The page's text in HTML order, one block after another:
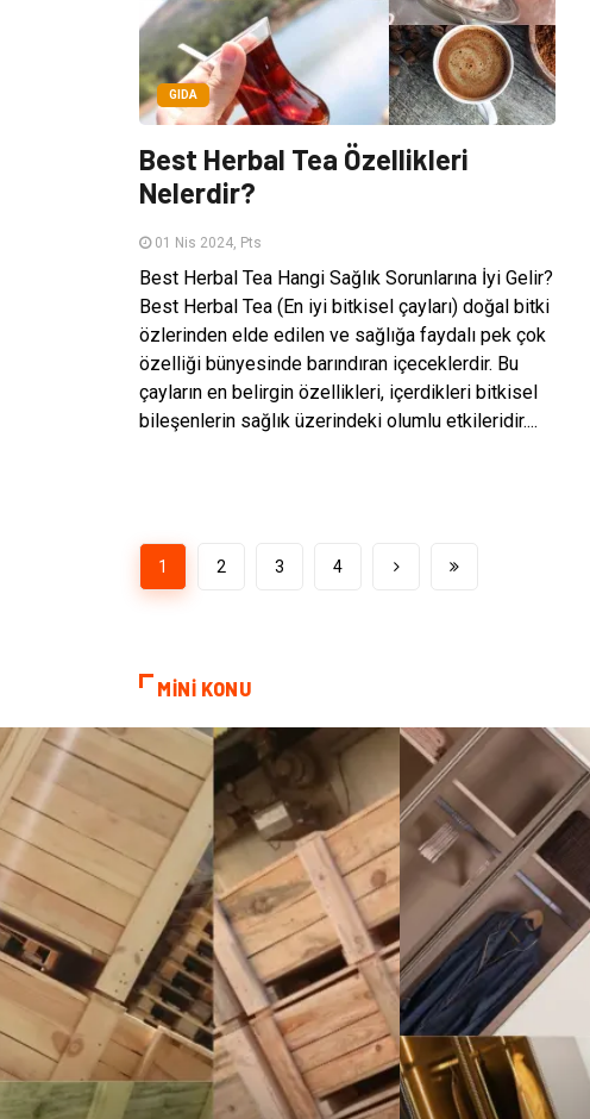
GIDA
Best Herbal Tea Özellikleri
Nelerdir?
01 Nis 2024, Pts
Best Herbal Tea Hangi Sağlık Sorunlarına İyi Gelir?
Best Herbal Tea (En iyi bitkisel çayları) doğal bitki
özlerinden elde edilen ve sağlığa faydalı pek çok
özelliği bünyesinde barındıran içeceklerdir. Bu
çayların en belirgin özellikleri, içerdikleri bitkisel
bileşenlerin sağlık üzerindeki olumlu etkileridir....
1 2 3 4
MİNİ KONU